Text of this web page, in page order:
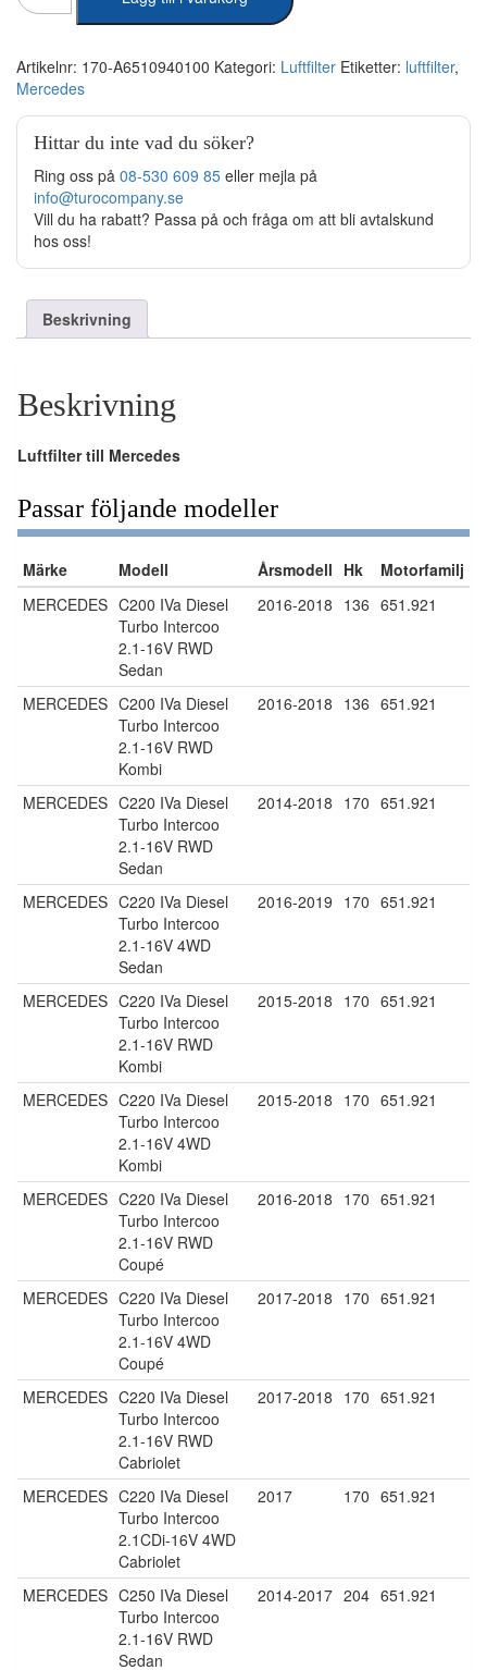
Artikelnr: 170-A6510940100 Kategori: Luftfilter Etiketter: luftfilter,
Mercedes
Hittar du inte vad du söker?
Ring oss på 08-530 609 85 eller mejla på
info@turocompany.se
Vill du ha rabatt? Passa på och fråga om att bli avtalskund
hos oss!
Beskrivning
Beskrivning
Luftfilter till Mercedes
Passar följande modeller
Märke Modell Årsmodell Hk
Motorfamilj
MERCEDES C200 IVa Diesel
Turbo Intercoo
2.1-16V RWD
Sedan
2016-2018 136 651.921
MERCEDES C200 IVa Diesel
Turbo Intercoo
2.1-16V RWD
Kombi
2016-2018 136 651.921
MERCEDES C220 IVa Diesel
Turbo Intercoo
2.1-16V RWD
Sedan
2014-2018 170 651.921
MERCEDES C220 IVa Diesel
Turbo Intercoo
2.1-16V 4WD
Sedan
2016-2019 170 651.921
MERCEDES C220 IVa Diesel
Turbo Intercoo
2.1-16V RWD
Kombi
2015-2018 170 651.921
MERCEDES C220 IVa Diesel
Turbo Intercoo
2.1-16V 4WD
Kombi
2015-2018 170 651.921
MERCEDES C220 IVa Diesel
Turbo Intercoo
2.1-16V RWD
Coupé
2016-2018 170 651.921
MERCEDES C220 IVa Diesel
Turbo Intercoo
2.1-16V 4WD
Coupé
2017-2018 170 651.921
MERCEDES C220 IVa Diesel
Turbo Intercoo
2.1-16V RWD
Cabriolet
2017-2018 170 651.921
MERCEDES C220 IVa Diesel
Turbo Intercoo
2.1CDi-16V 4WD
Cabriolet
2017 170 651.921
MERCEDES C250 IVa Diesel
Turbo Intercoo
2.1-16V RWD
Sedan
2014-2017 204 651.921